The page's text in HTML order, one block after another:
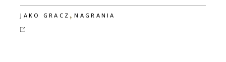
JAKO GRACZ ,NAGRANIA